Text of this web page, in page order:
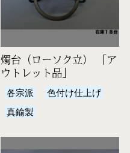
燭台（ローソク立） 「ア
ウトレット品」
各宗派
色付け仕上げ
真鍮製